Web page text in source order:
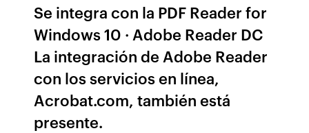
Se integra con la PDF Reader for
Windows 10 · Adobe Reader DC
La integración de Adobe Reader
con los servicios en línea,
Acrobat.com, también está
presente.